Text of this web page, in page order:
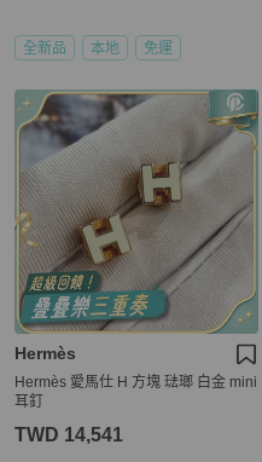
全新品 本地 免運
Hermès
Hermès 愛馬仕 H 方塊 琺瑯 白金 mini
耳釘
TWD 14,541